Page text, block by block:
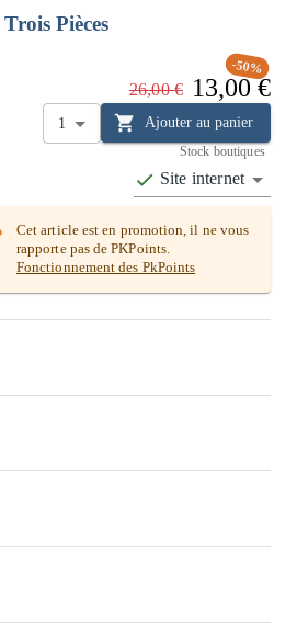
Pièces
26,00 € 13,00 €
-50%
1 Ajouter au panier
Stock boutiques
Site internet
Cet article est en promotion, il ne vous
rapporte pas de PKPoints.
Fonctionnement des PkPoints